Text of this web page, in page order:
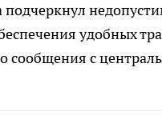
подчеркнул
удобных
сообщения с